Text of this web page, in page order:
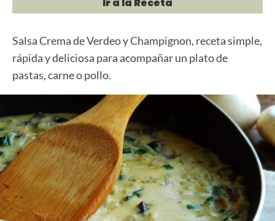
Salsa Crema de Verdeo y Champignon, receta simple,
rápida y deliciosa para acompañar un plato de
pastas, carne o pollo.